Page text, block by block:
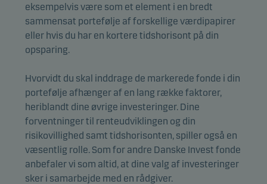
eksempelvis være som et element i en bredt
sammensat portefølje af forskellige værdipapirer
eller hvis du har en kortere tidshorisont på din
opsparing.
Hvorvidt du skal inddrage de markerede fonde i din
portefølje afhænger af en lang række faktorer,
heriblandt dine øvrige investeringer. Dine
forventninger til renteudviklingen og din
risikovillighed samt tidshorisonten, spiller også en
væsentlig rolle. Som for andre Danske Invest fonde
anbefaler vi som altid, at dine valg af investeringer
sker i samarbejde med en rådgiver.